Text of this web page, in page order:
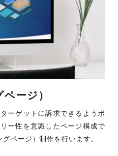
ージ）
ーゲットに訴求できるようポ
ー性を意識したページ構成で
ページ）制作を行います。